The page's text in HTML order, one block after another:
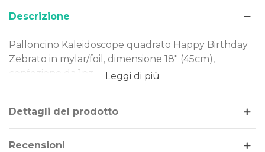
Descrizione
Palloncino Kaleidoscope quadrato Happy Birthday
Zebrato in mylar/foil, dimensione 18" (45cm),
confezione da 1pz.
Dimensione: 18" (45cm)
Materiale: mylar-foil
Gonfiaggio: aria o elio
Leggi di più
Dettagli del prodotto
Recensioni